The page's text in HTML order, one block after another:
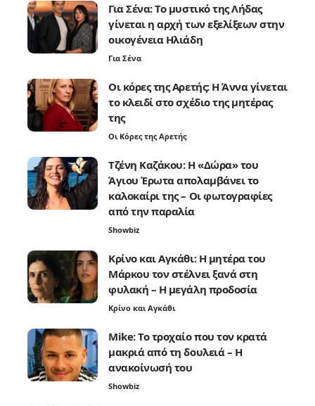
Για Σένα: Το μυστικό της Λήδας
γίνεται η αρχή των εξελίξεων στην
οικογένεια Ηλιάδη
Για Σένα
Οι κόρες της Αρετής: Η Άννα γίνεται
το κλειδί στο σχέδιο της μητέρας
της
Οι Κόρες της Αρετής
Τζένη Καζάκου: Η «Δώρα» του
Άγιου Έρωτα απολαμβάνει το
καλοκαίρι της – Οι φωτογραφίες
από την παραλία
Showbiz
Κρίνο και Αγκάθι: Η μητέρα του
Μάρκου τον στέλνει ξανά στη
φυλακή – Η μεγάλη προδοσία
Κρίνο και Αγκάθι
Mike: Το τροχαίο που τον κρατά
μακριά από τη δουλειά – Η
ανακοίνωσή του
Showbiz